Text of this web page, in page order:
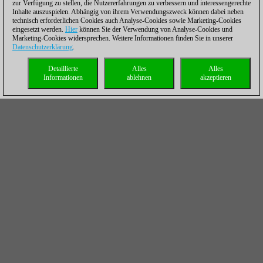
zur Verfügung zu stellen, die Nutzererfahrungen zu verbessern und interessengerechte
Inhalte auszuspielen. Abhängig von ihrem Verwendungszweck können dabei neben
technisch erforderlichen Cookies auch Analyse-Cookies sowie Marketing-Cookies
eingesetzt werden. Hier können Sie der Verwendung von Analyse-Cookies und
Marketing-Cookies widersprechen. Weitere Informationen finden Sie in unserer
Datenschutzerklärung.
Alles
akzeptieren
Alles
ablehnen
Detaillierte
Informationen